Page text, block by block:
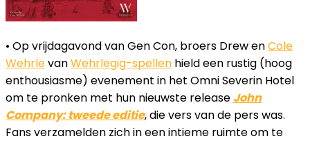
• Op vrijdagavond van Gen Con, broers Drew enCole
WehrlevanWehrlegig-spellen hield een rustig (hoog
enthousiasme) evenement in het Omni Severin Hotel
om te pronken met hun nieuwste release John
Company: tweede editie, die vers van de pers was.
Fans verzamelden zich in een intieme ruimte om te